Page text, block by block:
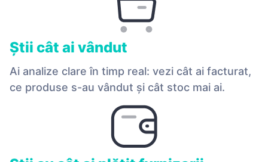
Ştii cât ai vândut
Ai analize clare în timp real: vezi cât ai facturat,
ce produse s-au vândut și cât stoc mai ai.